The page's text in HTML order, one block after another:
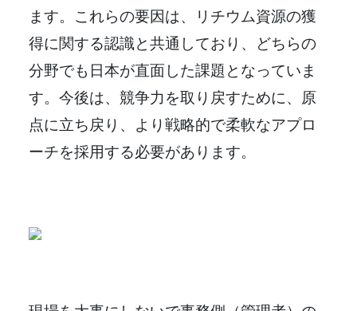
ます。これらの要因は、リチウム資源の獲
得に関する認識と共通しており、どちらの
分野でも日本が直面した課題となっていま
す。今後は、競争力を取り戻すために、原
点に立ち戻り、より戦略的で柔軟なアプロ
ーチを採用する必要があります。